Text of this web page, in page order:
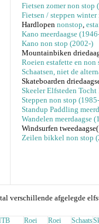
Fietsen zomer non stop
Fietsen / steppen
Hardlopen nonstop,
Kano meerdaagse
Kano non stop (2002-)
Mountainbiken
Roeien estafette en non
Schaatsen, niet de
Skateboarden
Skeeler Elfsteden
Steppen non stop
Standup Paddling
Wandelen meerdaagse
Windsurfen
Zeilen bikkel non stop
verschillende afgelegde
Roei
Roei
Schaats